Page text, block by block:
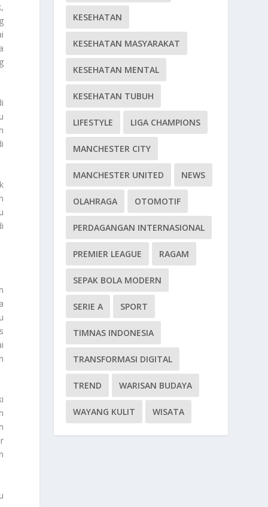
KESEHATAN
KESEHATAN MASYARAKAT
KESEHATAN MENTAL
KESEHATAN TUBUH
LIFESTYLE LIGA CHAMPIONS
MANCHESTER CITY
MANCHESTER UNITED NEWS
OLAHRAGA OTOMOTIF
PERDAGANGAN INTERNASIONAL
PREMIER LEAGUE RAGAM
SEPAK BOLA MODERN
SERIE A SPORT
TIMNAS INDONESIA
TRANSFORMASI DIGITAL
TREND WARISAN BUDAYA
WAYANG KULIT WISATA